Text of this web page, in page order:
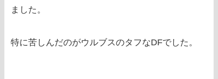
ました。
特に苦しんだのがウルブスのタフなDFでした。